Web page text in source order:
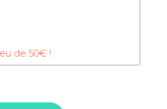
de 50€ !